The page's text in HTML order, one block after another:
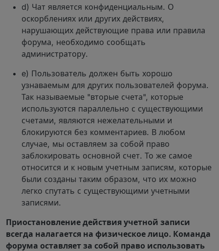
d) Чат является конфиденциальным. О
оскорблениях или других действиях,
нарушающих действующие права или правила
форума, необходимо сообщать
администратору.
e) Пользователь должен быть хорошо
узнаваемым для других пользователей форума.
Так называемые "вторые счета", которые
используются параллельно с существующими
счетами, являются нежелательными и
блокируются без комментариев. В любом
случае, мы оставляем за собой право
заблокировать основной счет. То же самое
относится и к новым учетным записям, которые
были созданы таким образом, что их можно
легко спутать с существующими учетными
записями.
Приостановление действия учетной записи
всегда налагается на физическое лицо. Команда
форума оставляет за собой право использовать